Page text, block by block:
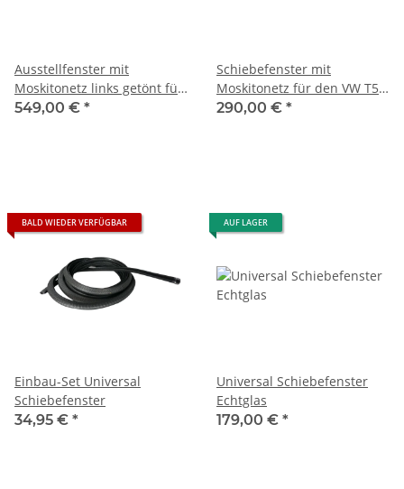
Ausstellfenster mit
Moskitonetz links getönt für
den VW T5 / T6 / T6.1
549,00 € *
Schiebefenster mit
Moskitonetz für den VW T5 /
T6 rechts mit
290,00 € *
BALD WIEDER VERFÜGBAR
Einbau-Set Universal
Schiebefenster
34,95 € *
AUF LAGER
Universal Schiebefenster
Echtglas
179,00 € *